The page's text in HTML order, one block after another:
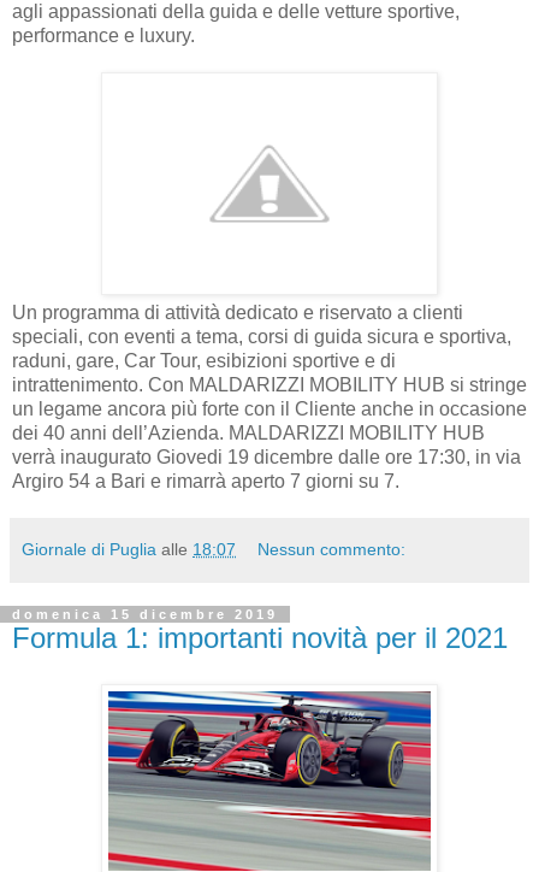
agli appassionati della guida e delle vetture sportive,
performance e luxury.
Un programma di attività dedicato e riservato a clienti
speciali, con eventi a tema, corsi di guida sicura e sportiva,
raduni, gare, Car Tour, esibizioni sportive e di
intrattenimento. Con MALDARIZZI MOBILITY HUB si stringe
un legame ancora più forte con il Cliente anche in occasione
dei 40 anni dell’Azienda. MALDARIZZI MOBILITY HUB
verrà inaugurato Giovedi 19 dicembre dalle ore 17:30, in via
Argiro 54 a Bari e rimarrà aperto 7 giorni su 7.
Giornale di Puglia alle 18:07 Nessun commento:
domenica 15 dicembre 2019
Formula 1: importanti novità per il 2021